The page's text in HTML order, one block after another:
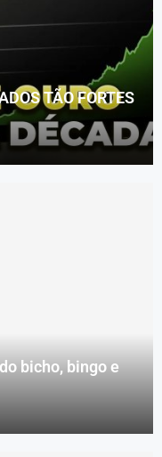
TÃO FORTES
bicho, bingo e